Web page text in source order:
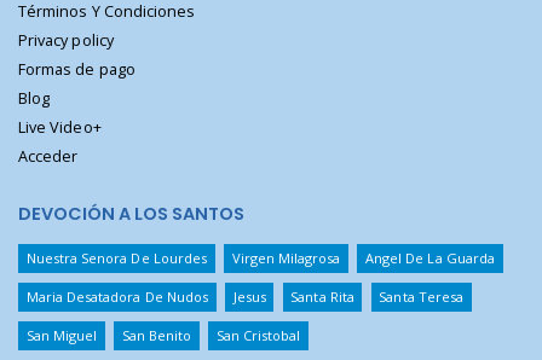
Términos Y Condiciones
Privacy policy
Formas de pago
Blog
Live Video+
Acceder
DEVOCIÓN A LOS SANTOS
Nuestra Senora De Lourdes Virgen Milagrosa Angel De La Guarda
Maria Desatadora De Nudos Jesus Santa Rita Santa Teresa
San Miguel San Benito San Cristobal